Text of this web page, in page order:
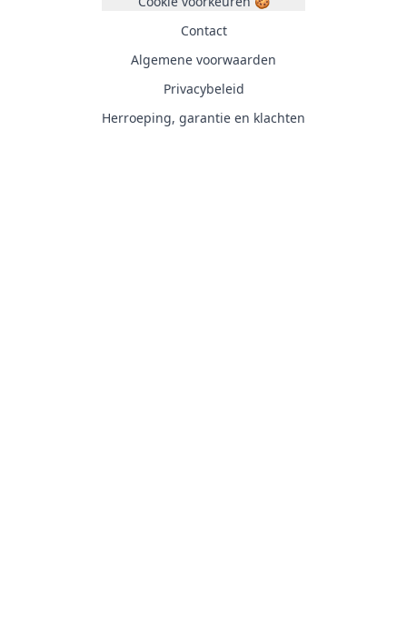
Contact
Algemene voorwaarden
Privacybeleid
Herroeping, garantie en klachten